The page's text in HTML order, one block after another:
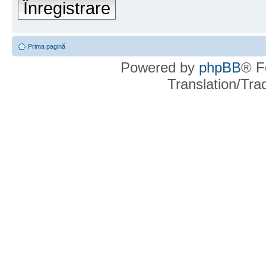
Înregistrare
Prima pagină
Powered by phpBB®
Translation/